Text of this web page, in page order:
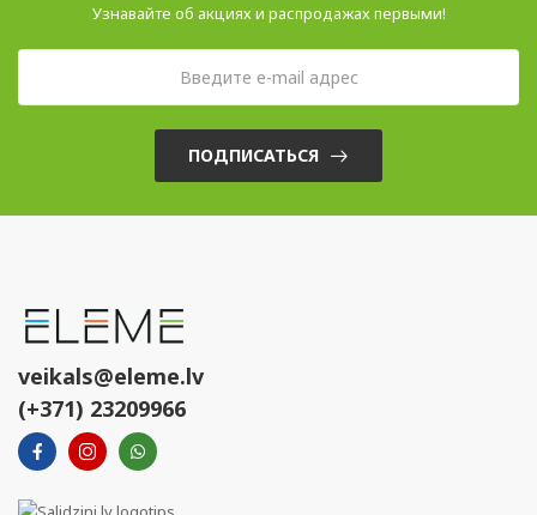
Узнавайте об акциях и распродажах первыми!
ПОДПИСАТЬСЯ
veikals@eleme.lv
(+371) 23209966